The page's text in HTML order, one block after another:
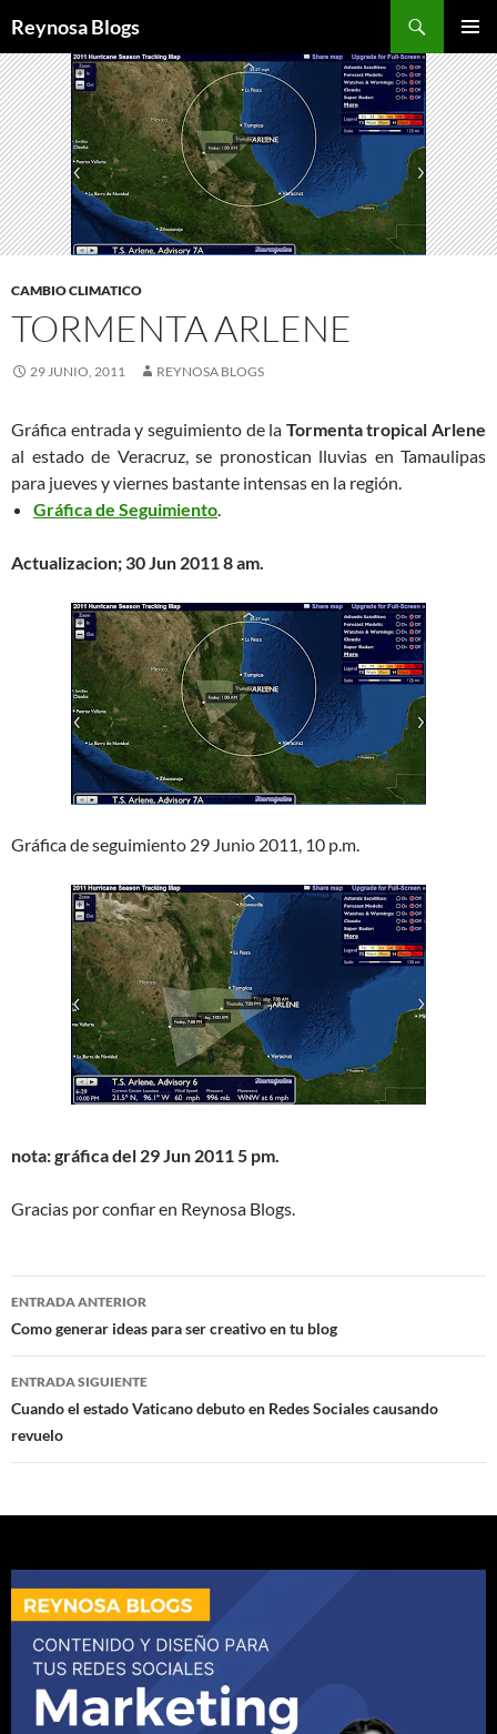
Reynosa Blogs
MENÚ
AL
CONTENIDO
CAMBIO CLIMATICO
TORMENTA ARLENE
29 JUNIO, 2011 REYNOSA BLOGS
Gráfica entrada y seguimiento de la Tormenta tropical Arlene
al estado de Veracruz, se pronostican lluvias en Tamaulipas
para jueves y viernes bastante intensas en la región.
Gráfica de Seguimiento.
Actualizacion; 30 Jun 2011 8 am.
Gráfica de seguimiento 29 Junio 2011, 10 p.m.
nota:gráfica del 29 Jun 2011 5 pm.
Gracias por confiar en Reynosa Blogs.
Navegación
de
entradas
ENTRADA ANTERIOR
Como generar ideas para ser creativo en tu blog
ENTRADA SIGUIENTE
Cuando el estado Vaticano debuto en Redes Sociales causando
revuelo